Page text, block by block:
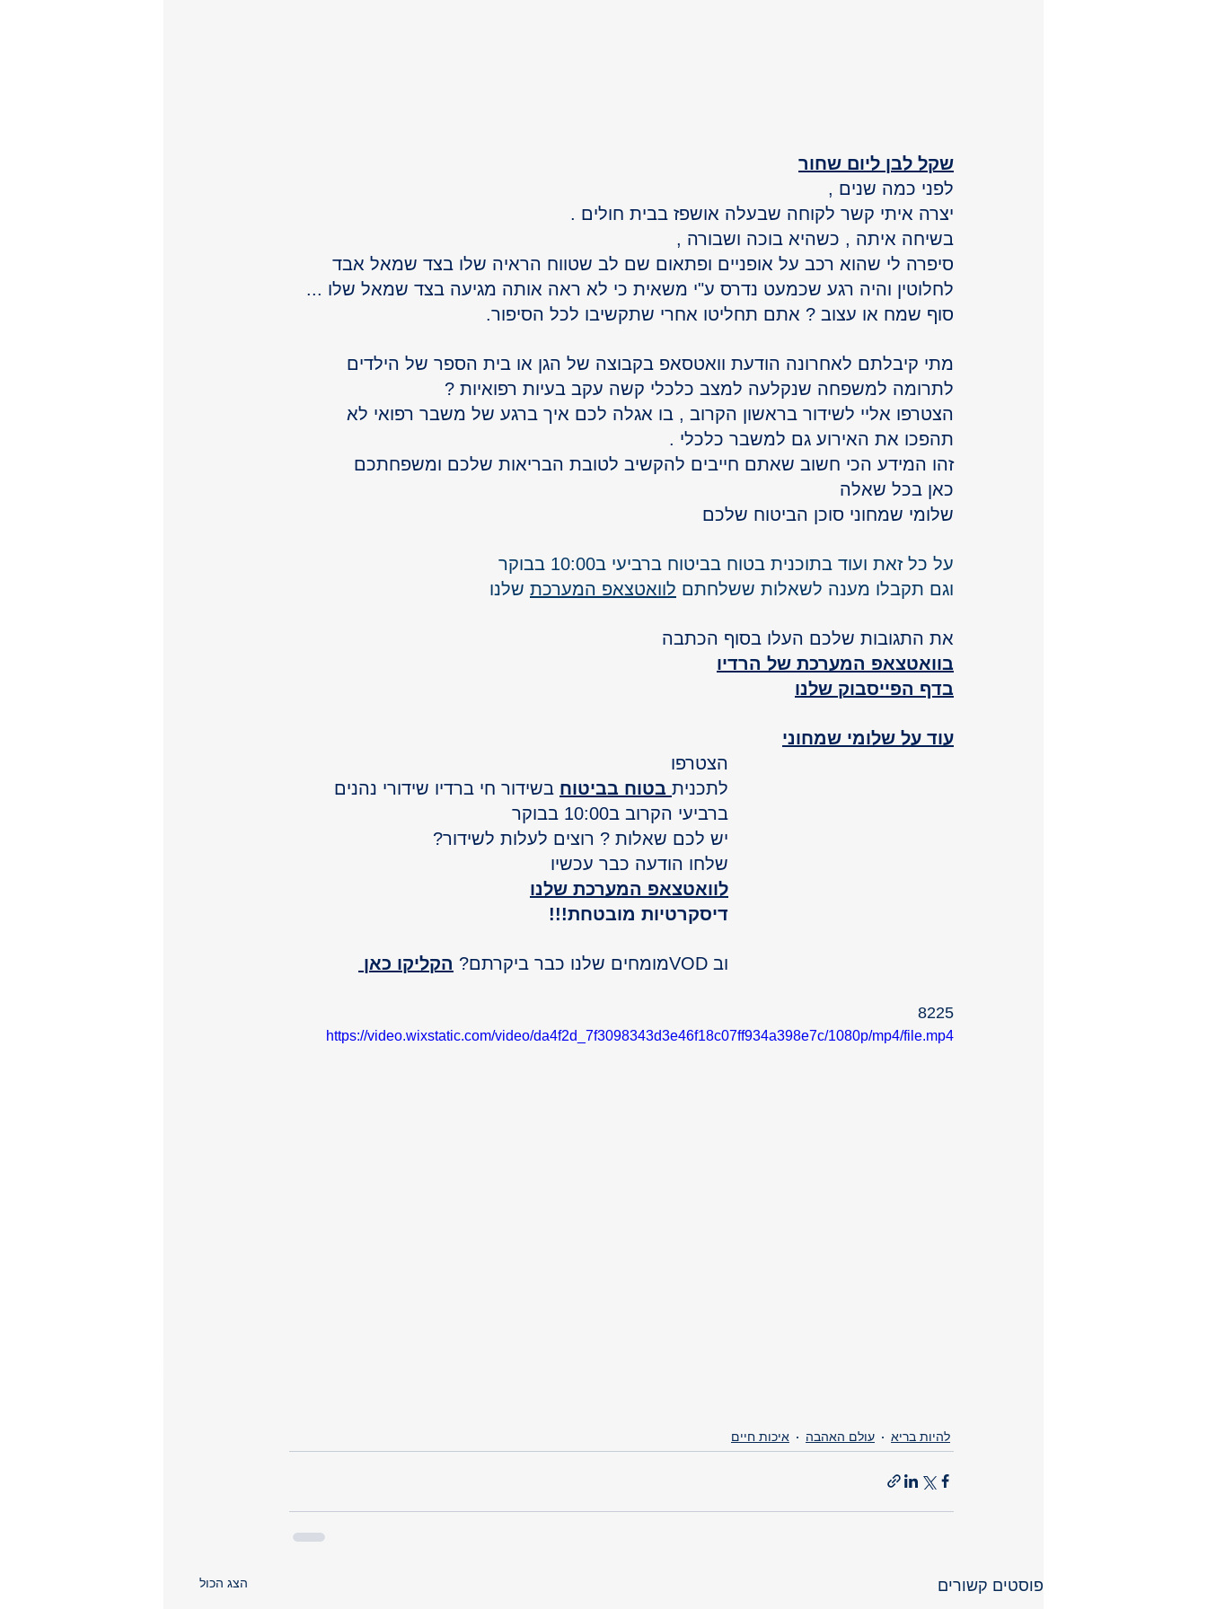
שקל לבן ליום שחור
לפני כמה שנים ,
יצרה איתי קשר לקוחה שבעלה אושפז בבית חולים .
בשיחה איתה , כשהיא בוכה ושבורה ,
סיפרה לי שהוא רכב על אופניים ופתאום שם לב שטווח הראיה שלו בצד שמאל אבד
לחלוטין והיה רגע שכמעט נדרס ע"י משאית כי לא ראה אותה מגיעה בצד שמאל שלו ...
סוף שמח או עצוב ? אתם תחליטו אחרי שתקשיבו לכל הסיפור.
מתי קיבלתם לאחרונה הודעת וואטסאפ בקבוצה של הגן או בית הספר של הילדים
לתרומה למשפחה שנקלעה למצב כלכלי קשה עקב בעיות רפואיות ?
הצטרפו אליי לשידור בראשון הקרוב , בו אגלה לכם איך ברגע של משבר רפואי לא
תהפכו את האירוע גם למשבר כלכלי .
זהו המידע הכי חשוב שאתם חייבים להקשיב לטובת הבריאות שלכם ומשפחתכם
כאן בכל שאלה
שלומי שמחוני סוכן הביטוח שלכם
על כל זאת ועוד בתוכנית בטוח בביטוח ברביעי ב10:00 בבוקר
וגם תקבלו מענה לשאלות ששלחתם לוואטצאפ המערכת שלנו
את התגובות שלכם העלו בסוף הכתבה
בוואטצאפ המערכת של הרדיו
בדף הפייסבוק שלנו
עוד על שלומי שמחוני
הצטרפו
לתכנית בטוח בביטוח בשידור חי ברדיו שידורי נהנים
ברביעי הקרוב ב10:00 בבוקר
יש לכם שאלות ? רוצים לעלות לשידור?
שלחו הודעה כבר עכשיו
לוואטצאפ המערכת שלנו
דיסקרטיות מובטחת!!!
וב VODמומחים שלנו כבר ביקרתם? הקליקו כאן
8225
https://video.wixstatic.com/video/da4f2d_7f3098343d3e46f18c07ff934a398e7c/1080p/mp4/file.mp4
להיות בריא עולם האהבה איכות חיים
פוסטים קשורים הצג הכול